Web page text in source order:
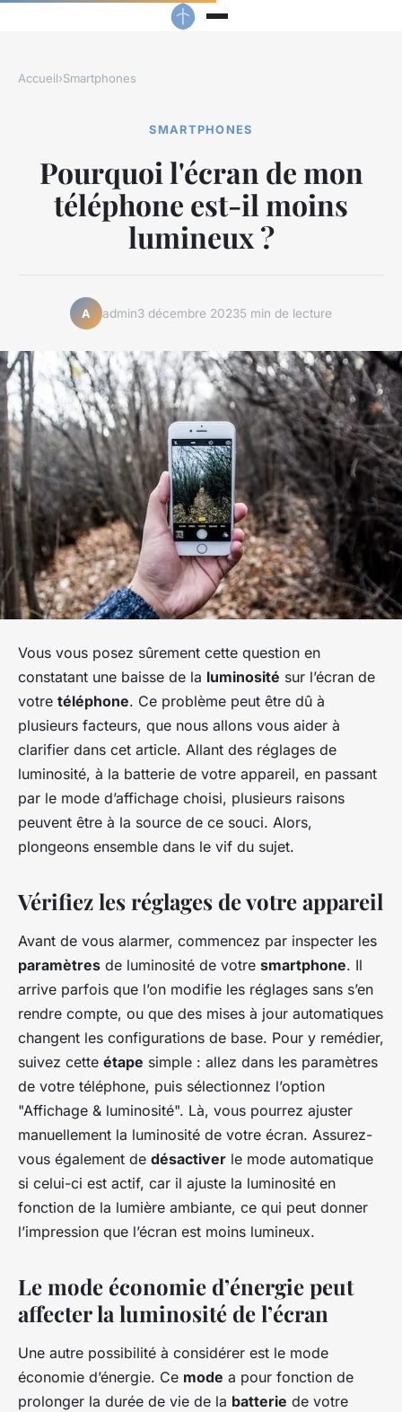
Accueil›Smartphones
SMARTPHONES
Pourquoi l'écran de mon
téléphone est-il moins
lumineux ?
A admin3 décembre 20235 min de lecture
Vous vous posez sûrement cette question en
constatant une baisse de la luminosité sur l’écran de
votre téléphone. Ce problème peut être dû à
plusieurs facteurs, que nous allons vous aider à
clarifier dans cet article. Allant des réglages de
luminosité, à la batterie de votre appareil, en passant
par le mode d’affichage choisi, plusieurs raisons
peuvent être à la source de ce souci. Alors,
plongeons ensemble dans le vif du sujet.
Vérifiez les réglages de votre appareil
Avant de vous alarmer, commencez par inspecter les
paramètres de luminosité de votre smartphone. Il
arrive parfois que l’on modifie les réglages sans s’en
rendre compte, ou que des mises à jour automatiques
changent les configurations de base. Pour y remédier,
suivez cette étape simple : allez dans les paramètres
de votre téléphone, puis sélectionnez l’option
"Affichage & luminosité". Là, vous pourrez ajuster
manuellement la luminosité de votre écran. Assurez-
vous également de désactiver le mode automatique
si celui-ci est actif, car il ajuste la luminosité en
fonction de la lumière ambiante, ce qui peut donner
l’impression que l’écran est moins lumineux.
Le mode économie d’énergie peut
affecter la luminosité de l’écran
Une autre possibilité à considérer est le mode
économie d’énergie. Ce mode a pour fonction de
prolonger la durée de vie de la batterie de votre